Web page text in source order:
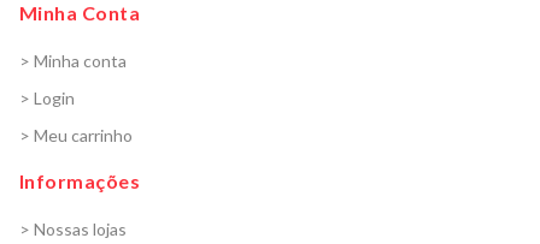
Minha Conta
> Minha conta
> Login
> Meu carrinho
Informações
> Nossas lojas